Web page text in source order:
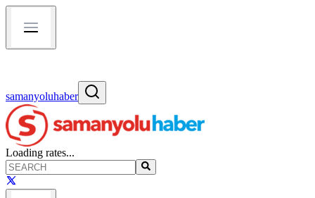
samanyoluhaber
Loading rates...